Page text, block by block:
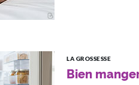
LA GROSSESSE
Bien